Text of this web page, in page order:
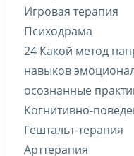
Игровая терапия
Психодрама
24 Какой метод
навыков
осознанные
Когнитивно-
Гештальт-терапия
Арттерапия